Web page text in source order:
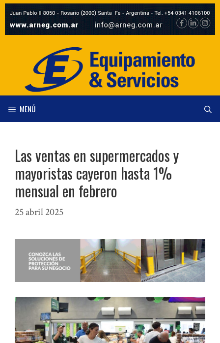
Saltar
contenido
MENÚ
Las ventas en supermercados y
mayoristas cayeron hasta 1%
mensual en febrero
25 abril 2025